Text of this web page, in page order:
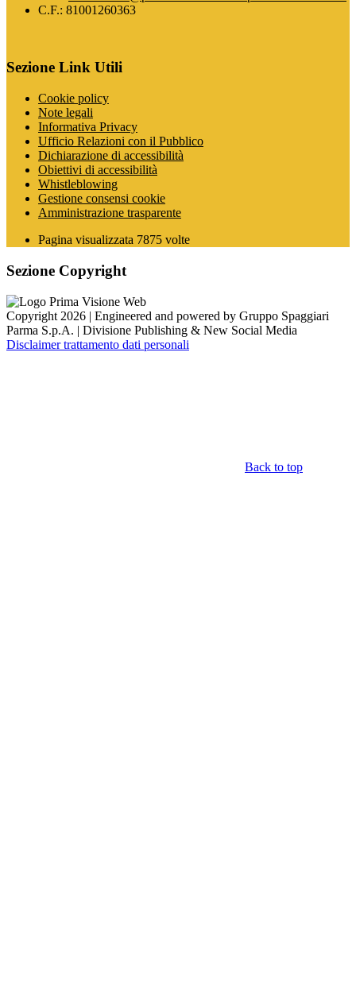
C.F.: 81001260363
Sezione Link Utili
Cookie policy
Note legali
Informativa Privacy
Ufficio Relazioni con il Pubblico
Dichiarazione di accessibilità
Obiettivi di accessibilità
Whistleblowing
Gestione consensi cookie
Amministrazione trasparente
Pagina visualizzata 7875 volte
Sezione Copyright
Copyright 2026 | Engineered and powered by Gruppo Spaggiari
Parma S.p.A. | Divisione Publishing & New Social Media
Disclaimer trattamento dati personali
Back to top